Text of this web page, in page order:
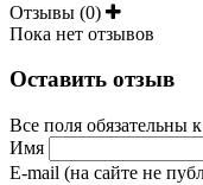
Отзывы (0)
Пока нет отзывов
Оставить отзыв
Все поля обязательны
Имя
E-mail (на сайте не